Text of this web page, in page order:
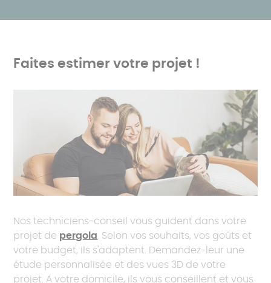
Faites estimer votre projet !
Nos techniciens-conseil vous guident dans votre
projet de pergola . Selon vos souhaits, vos goûts et
votre budget, ils s'adaptent. Demandez-leur une
étude personnalisée et des vues 3D de votre
projet. A votre domicile, ils vous conseillent et vous